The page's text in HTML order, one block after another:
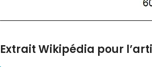
Extrait Wikipédia pour